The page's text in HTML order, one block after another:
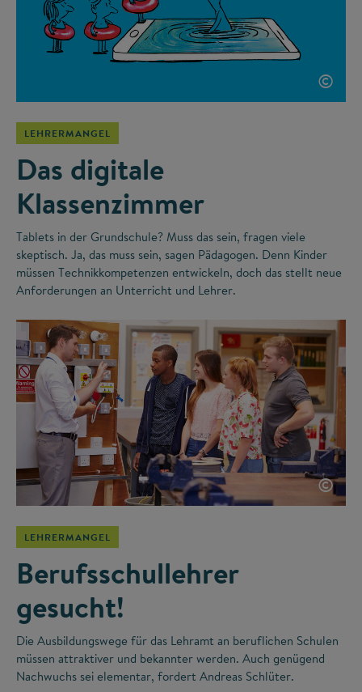
©
LEHRERMANGEL
Das digitale
Klassenzimmer
Tablets in der Grundschule? Muss das sein, fragen viele
skeptisch. Ja, das muss sein, sagen Pädagogen. Denn Kinder
müssen Technikkompetenzen entwickeln, doch das stellt neue
Anforderungen an Unterricht und Lehrer.
©
LEHRERMANGEL
Berufsschullehrer
gesucht!
Die Ausbildungswege für das Lehramt an beruflichen Schulen
müssen attraktiver und bekannter werden. Auch genügend
Nachwuchs sei elementar, fordert Andreas Schlüter.